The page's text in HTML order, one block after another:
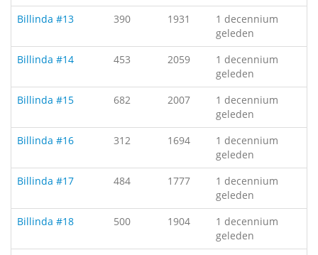
Billinda #13
390 1931
1 decennium
geleden
Billinda #14
453 2059
1 decennium
geleden
Billinda #15
682 2007
1 decennium
geleden
Billinda #16
312 1694
1 decennium
geleden
Billinda #17
484 1777
1 decennium
geleden
Billinda #18
500 1904
1 decennium
geleden